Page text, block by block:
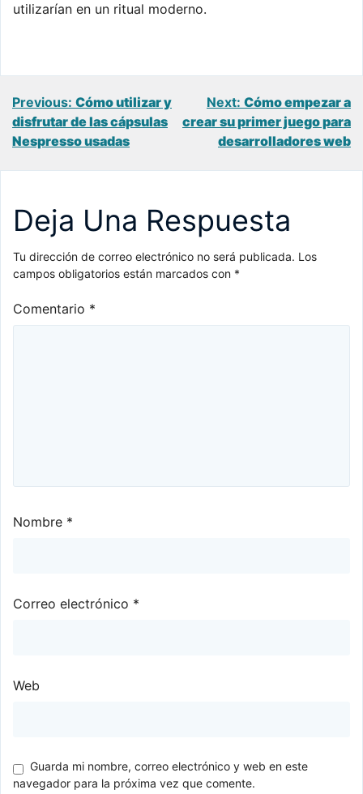
utilizarían en un ritual moderno.
Navegación
de
entradas
Previous: Cómo utilizar y
disfrutar de las cápsulas
Nespresso usadas
Next: Cómo empezar a
crear su primer juego para
desarrolladores web
Deja Una Respuesta
Tu dirección de correo electrónico no será publicada. Los
campos obligatorios están marcados con *
Comentario *
Nombre *
Correo electrónico *
Web
Guarda mi nombre, correo electrónico y web en este
navegador para la próxima vez que comente.